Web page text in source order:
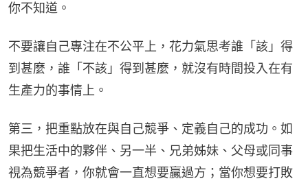
你不知道。
不要讓自己專注在不公平上，花力氣思考誰「該」得
到甚麼，誰「不該」得到甚麼，就沒有時間投入在有
生產力的事情上。
第三，把重點放在與自己競爭、定義自己的成功。如
果把生活中的夥伴、另一半、兄弟姊妹、父母或同事
視為競爭者，你就會一直想要贏過方；當你想要打敗